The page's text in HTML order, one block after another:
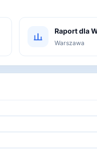
Raport dla
Warszawa